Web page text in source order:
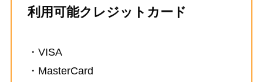
利用可能クレジットカード
・VISA
・MasterCard